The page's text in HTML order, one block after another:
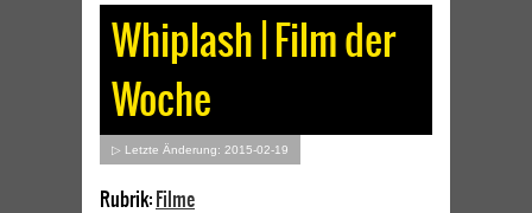
Whiplash | Film der
Woche
▷ Letzte Änderung: 2015-02-19
Rubrik:Filme